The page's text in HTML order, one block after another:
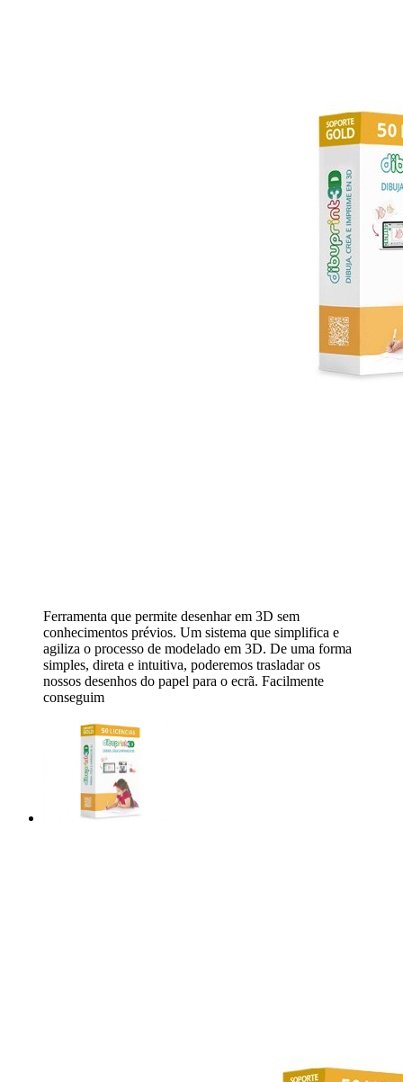
Ferramenta que permite desenhar em 3D sem
conhecimentos prévios. Um sistema que simplifica e
agiliza o processo de modelado em 3D. De uma forma
simples, direta e intuitiva, poderemos trasladar os
nossos desenhos do papel para o ecrã. Facilmente
conseguim